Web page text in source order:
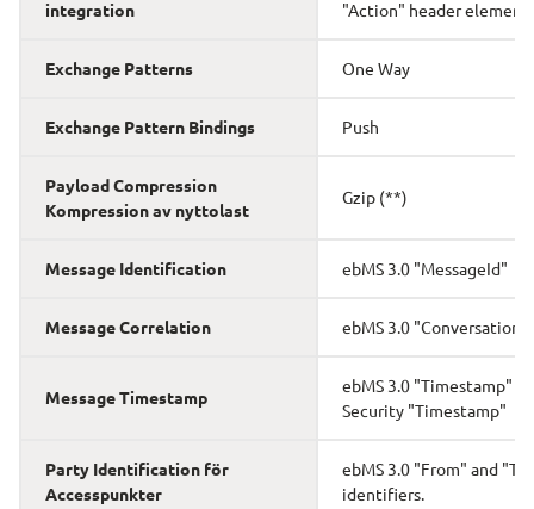
integration "Action" header
Exchange Patterns One Way
Exchange Pattern Bindings Push
Payload Compression
Kompression av nyttolast
Gzip (**)
Message Identification ebMS 3.0 "MessageId"
Message Correlation ebMS 3.0
Message Timestamp
ebMS 3.0 "Timestamp"
Security "Timestamp"
Party Identification för
Accesspunkter
ebMS 3.0 "From" and
identifiers.